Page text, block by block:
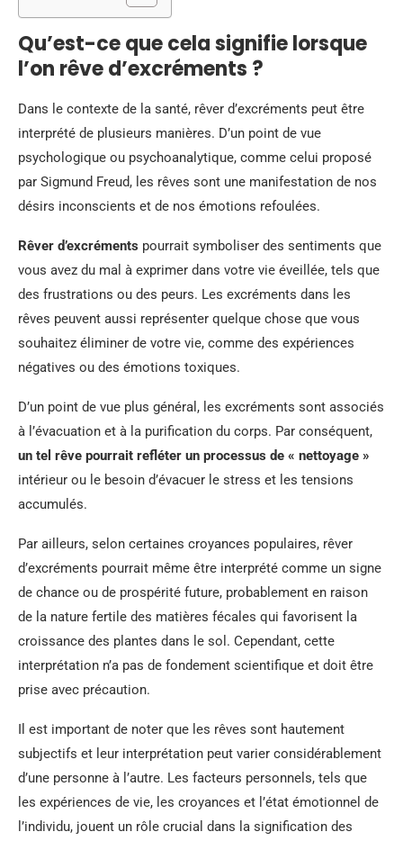
Qu’est-ce que cela signifie lorsque
l’on rêve d’excréments ?
Dans le contexte de la santé, rêver d’excréments peut être
interprété de plusieurs manières. D’un point de vue
psychologique ou psychoanalytique, comme celui proposé
par Sigmund Freud, les rêves sont une manifestation de nos
désirs inconscients et de nos émotions refoulées.
Rêver d’excréments pourrait symboliser des sentiments que
vous avez du mal à exprimer dans votre vie éveillée, tels que
des frustrations ou des peurs. Les excréments dans les
rêves peuvent aussi représenter quelque chose que vous
souhaitez éliminer de votre vie, comme des expériences
négatives ou des émotions toxiques.
D’un point de vue plus général, les excréments sont associés
à l’évacuation et à la purification du corps. Par conséquent,
un tel rêve pourrait refléter un processus de « nettoyage »
intérieur ou le besoin d’évacuer le stress et les tensions
accumulés.
Par ailleurs, selon certaines croyances populaires, rêver
d’excréments pourrait même être interprété comme un signe
de chance ou de prospérité future, probablement en raison
de la nature fertile des matières fécales qui favorisent la
croissance des plantes dans le sol. Cependant, cette
interprétation n’a pas de fondement scientifique et doit être
prise avec précaution.
Il est important de noter que les rêves sont hautement
subjectifs et leur interprétation peut varier considérablement
d’une personne à l’autre. Les facteurs personnels, tels que
les expériences de vie, les croyances et l’état émotionnel de
l’individu, jouent un rôle crucial dans la signification des